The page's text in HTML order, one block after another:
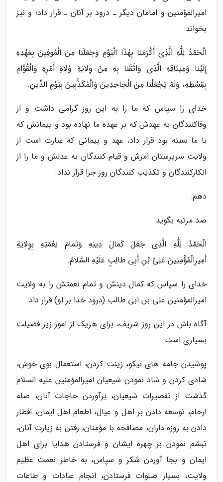
امیرالمؤمنین و امامان دیگر ـ درود بر آنان ـ قرار داد؛ و نیز
بخواند:
الْحَمْدُ لِلّٰهِ الَّذِی أَکْرَمَنا بِهٰذَا الْیَوْمِ وَجَعَلَنا مِنَ الْمُوفِینَ بِعَهْدِهِ
إِلَیْنا وَمِیثاقِهِ الَّذِی واثَقَنا بِهِ مِنْ وِلایَةِ وُلاةِ أَمْرِهِ وَالْقُوَّامِ
بِقِسْطِهِ، وَلَمْ یَجْعَلْنا مِنَ الْجاحِدِینَ وَالْمُکَذِّبِینَ بِیَوْمِ الدِّینِ.
خدای را سپاس که ما را به این روز گرامی داشت و از
وفاکنندگان به عهدش که بر عهده ما نهاده بود و پیمانش که
با ما بسته بود قرار داد، عهد و پیمانی که عبارت است از
ولایت سرپرستان امرش و قیام کنندگان به عدلش و ما را از
انکارکنندگان و تکذیب کنندگان روز جزا قرار نداد.
دهم:
صد مرتبه بگوید:
الْحَمْدُ لِلّٰهِ الَّذِی جَعَلَ کَمالَ دِینِهِ وَتَمامَ نِعْمَتِهِ بِوِلایَةِ
أَمِیرِالْمُؤْمِنِینَ عَلِیِّ بْنِ أَبِی طالِبٍ عَلَیْهِ السَّلامُ.
خدای را سپاس که کمال دینش و تمام نعمتش را به ولایت
امیرالمؤمنین علی بن ابی طالب (درود خدا بر او) قرار داد.
آگاه باش در این روز شریف، برای هریک از امور زیر فضیلت
بسیاری است:
پوشیدن جامه های نیکو، زینت کردن، استعمال بوی خوش،
شادی کردن و شاد نمودن شیعیان امیرالمؤمنین علیه السلام
گذشت از تقصیرات شیعیان، برآوردن حاجات آنان، صله
ارحام، توسعه دادن بر اهل و عیال، اطعام اهل ایمان، افطار
دادن به روزه داران، مصافحه با مؤمنان، رفتن به زیارت آنان،
تبسّم نمودن بر چهره ایشان و فرستادن هدایا برای اهل
ایمان و بجا آوردن شکر و سپاس، به خاطر نعمت عظیم
ولایت، بسیار صلوات فرستادن، انجام عبادات و طاعات